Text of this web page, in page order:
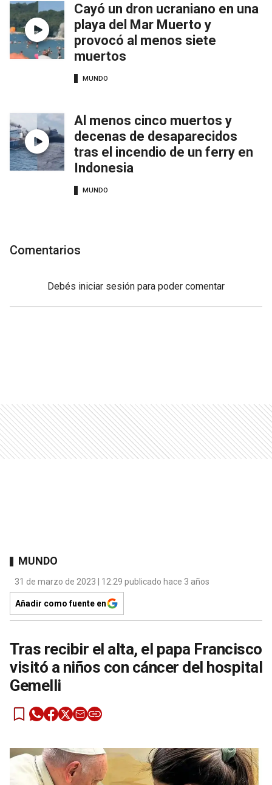
Cayó un dron ucraniano en una
playa del Mar Muerto y
provocó al menos siete
muertos
MUNDO
Al menos cinco muertos y
decenas de desaparecidos
tras el incendio de un ferry en
Indonesia
MUNDO
Comentarios
Debés iniciar sesión para poder comentar
MUNDO
31 de marzo de 2023 | 12:29 publicado hace 3 años
Añadir como fuente en
Tras recibir el alta, el papa Francisco
visitó a niños con cáncer del hospital
Gemelli